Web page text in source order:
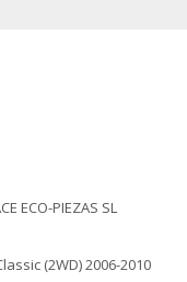
ECO-PIEZAS SL
(2WD) 2006-2010